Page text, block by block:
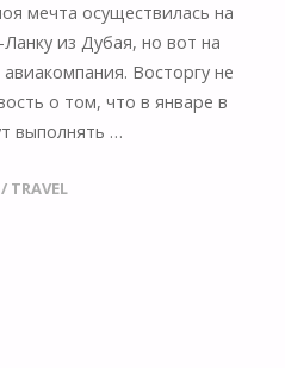
мечта осуществилась на
из Дубая, но вот на
Восторгу не
о том, что в январе в
выполнять …
/ TRAVEL